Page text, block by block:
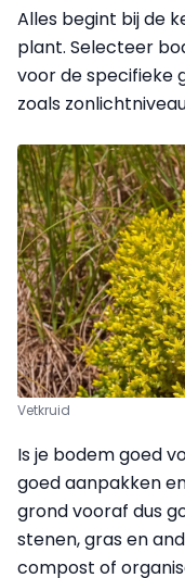
Alles begint bij de
plant. Selecteer
voor de specifieke
zoals
Vetkruid
Is je bodem goed
goed aanpakken
grond vooraf dus
stenen, gras en
compost of